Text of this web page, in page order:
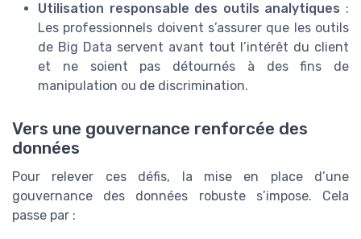
Utilisation responsable des outils analytiques :
Les professionnels doivent s’assurer que les outils
de Big Data servent avant tout l’intérêt du client
et ne soient pas détournés à des fins de
manipulation ou de discrimination.
Vers une gouvernance renforcée des
données
Pour relever ces défis, la mise en place d’une
gouvernance des données robuste s’impose. Cela
passe par :